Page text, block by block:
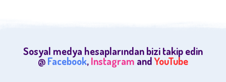
Sosyal medya hesaplarından bizi takip edin
@Facebook,Instagram andYouTube